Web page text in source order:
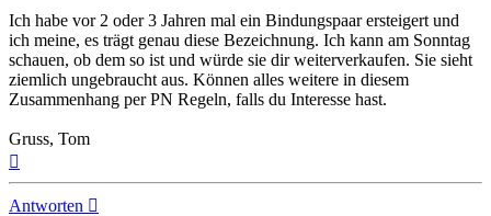
Ich habe vor 2 oder 3 Jahren mal ein Bindungspaar ersteigert und
ich meine, es trägt genau diese Bezeichnung. Ich kann am Sonntag
schauen, ob dem so ist und würde sie dir weiterverkaufen. Sie sieht
ziemlich ungebraucht aus. Können alles weitere in diesem
Zusammenhang per PN Regeln, falls du Interesse hast.
Gruss, Tom
Antworten